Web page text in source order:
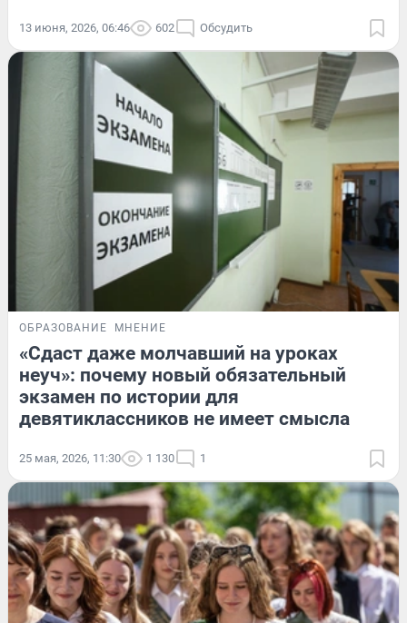
13 июня, 2026, 06:46 602 Обсудить
ОБРАЗОВАНИЕ МНЕНИЕ
«Сдаст даже молчавший на уроках
неуч»: почему новый обязательный
экзамен по истории для
девятиклассников не имеет смысла
25 мая, 2026, 11:30 1 130 1